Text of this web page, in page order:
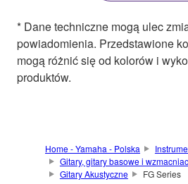
* Dane techniczne mogą ulec
powiadomienia. Przedstawione
mogą różnić się od kolorów i
produktów.
Home - Yamaha - Polska
Gitary, gitary basowe i
Gitary Akustyczne
FG Series